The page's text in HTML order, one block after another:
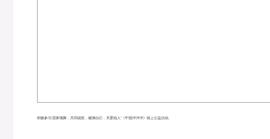
积极参与“居家领舞，共同战疫，健康自己，关爱他人”《中国冲冲冲》线上公益活动。